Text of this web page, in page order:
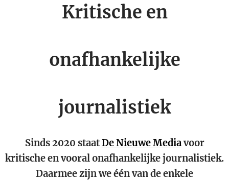
Kritische en
onafhankelijke
journalistiek
Sinds 2020 staatDe Nieuwe Mediavoor
kritische en vooral onafhankelijke journalistiek.
Daarmee zijn we één van de enkele